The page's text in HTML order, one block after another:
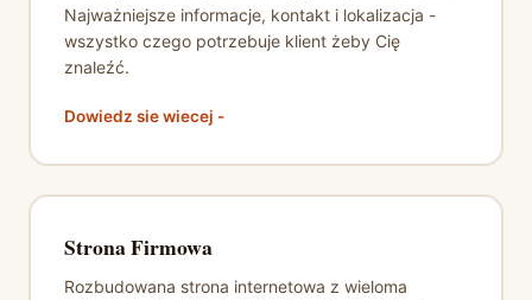
Najważniejsze informacje, kontakt i lokalizacja -
wszystko czego potrzebuje klient żeby Cię
znaleźć.
Dowiedz sie wiecej -
Strona Firmowa
Rozbudowana strona internetowa z wieloma